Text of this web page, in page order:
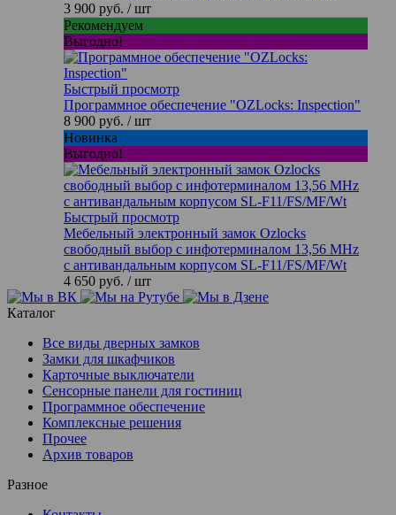
3 900 руб. / шт
Рекомендуем
Выгодно!
Быстрый просмотр
Программное обеспечение "OZLocks: Inspection"
8 900 руб. / шт
Новинка
Выгодно!
Быстрый просмотр
Мебельный электронный замок Ozlocks
свободный выбор с инфотерминалом 13,56 MHz
с антивандальным корпусом SL-F11/FS/MF/Wt
4 650 руб. / шт
Каталог
Все виды дверных замков
Замки для шкафчиков
Карточные выключатели
Сенсорные панели для гостиниц
Программное обеспечение
Комплексные решения
Прочее
Архив товаров
Разное